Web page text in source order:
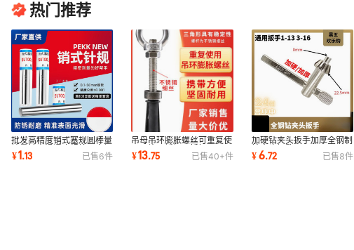
热门推荐
批发高精度销式塞规圆棒量
棒量针光滑通止规检具白钢
针规套装量规
¥1.13 已售6件
吊母吊环膨胀螺丝可重复使
用三片不锈钢可拆卸M12
螺丝钉户外螺栓
¥13.75 已售40+件
加硬钻夹头扳手加厚全钢制
钻夹头钥匙1-10/1-13/1-
16电钻台钻扳手
¥6.72 已售8件